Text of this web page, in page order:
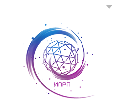
ГЛАВНАЯ